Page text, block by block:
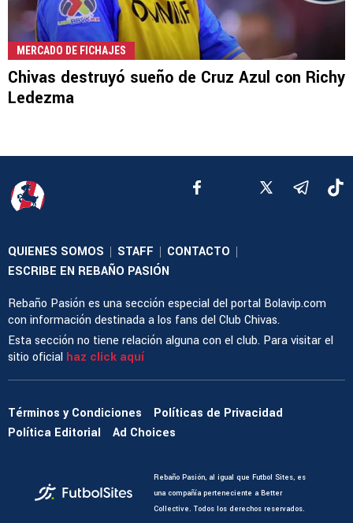
MERCADO DE FICHAJES
Chivas destruyó sueño de Cruz Azul con Richy
Ledezma
QUIENES SOMOS | STAFF | CONTACTO |
ESCRIBE EN REBAÑO PASIÓN
Rebaño Pasión es una sección especial del portal Bolavip.com
con información destinada a los fans del Club Chivas.
Esta sección no tiene relación alguna con el club. Para visitar el
sitio oficial haz click aquí
Términos y Condiciones
Políticas de Privacidad
Política Editorial
Ad Choices
Rebaño Pasión, al igual que Futbol Sites, es
una compañía perteneciente a Better
Collective. Todos los derechos reservados.